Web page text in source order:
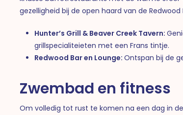
gezelligheid bij de open haard van de Redwood
Hunter’s Grill & Beaver Creek Tavern:
grillspecialiteieten met een Frans tintje.
Redwood Bar en Lounge:Ontspan bij de
Zwembad en fitness
Om volledig tot rust te komen na een dag in